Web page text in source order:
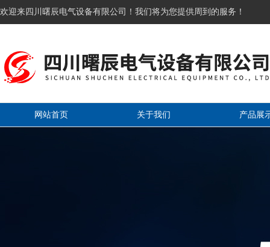
欢迎来四川曙辰电气设备有限公司！我们将为您提供周到的服务！
网站首页 关于我们 产品展